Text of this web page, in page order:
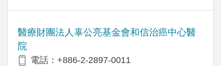
醫療財團法人辜公亮基金會和信治癌中心醫
院
電話：+886-2-2897-0011